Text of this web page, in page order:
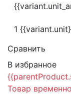
1
Сравнить
В избранное
Товар